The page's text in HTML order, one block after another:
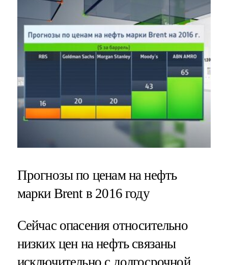
Прогнозы по ценам на нефть
марки Brent в 2016 году
Сейчас опасения относительно
низких цен на нефть связаны